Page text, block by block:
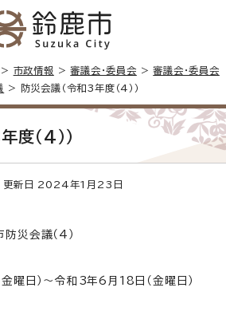
> 市政情報 >審議会・委員会 >審議会・委員会
> 防災会議（令和3年度（4））
度（4））
新日 2024年1月23日
災会議（4）
曜日）～令和3年6月18日（金曜日）